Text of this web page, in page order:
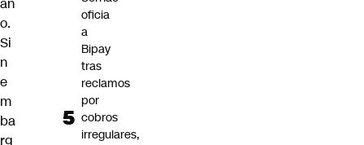
añ
o.
Si
n
e
m
ba
rg
oficia
a
Bipay
tras
reclamos
por
cobros
irregulares,